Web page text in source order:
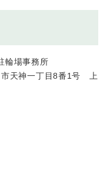
輪場事務所
天神一丁目8番1号 上